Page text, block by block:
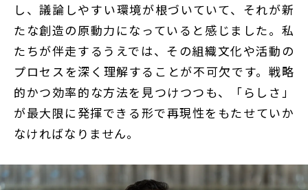
し、議論しやすい環境が根づいていて、それが新
たな創造の原動力になっていると感じました。私
たちが伴走するうえでは、その組織文化や活動の
プロセスを深く理解することが不可欠です。戦略
的かつ効率的な方法を見つけつつも、「らしさ」
が最大限に発揮できる形で再現性をもたせていか
なければなりません。